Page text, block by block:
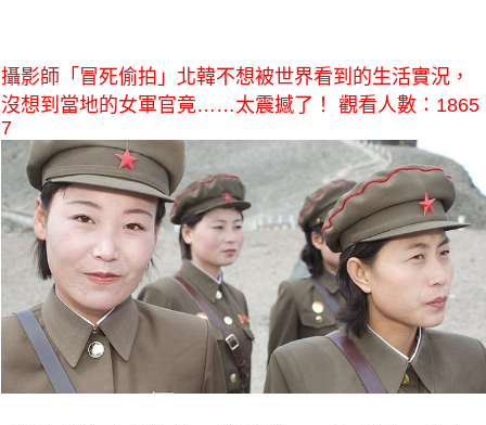
攝影師「冒死偷拍」北韓不想被世界看到的生活實況，
沒想到當地的女軍官竟……太震撼了！ 觀看人數：1865
7